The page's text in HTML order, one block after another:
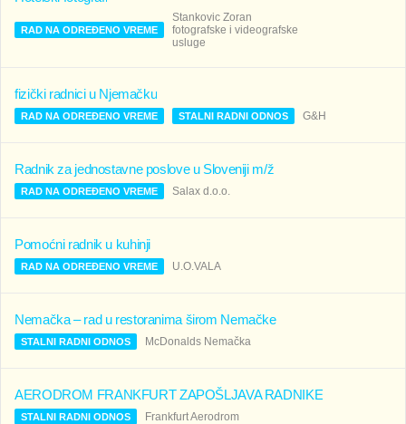
RAD NA ODREĐENO VREME
Stankovic Zoran
fotografske i videografske
usluge
fizički radnici u Njemačku
RAD NA ODREĐENO VREME STALNI RADNI ODNOS G&H
Radnik za jednostavne poslove u Sloveniji m/ž
RAD NA ODREĐENO VREME Salax d.o.o.
Pomoćni radnik u kuhinji
RAD NA ODREĐENO VREME U.O.VALA
Nemačka – rad u restoranima širom Nemačke
STALNI RADNI ODNOS McDonalds Nemačka
AERODROM FRANKFURT ZAPOŠLJAVA RADNIKE
STALNI RADNI ODNOS Frankfurt Aerodrom